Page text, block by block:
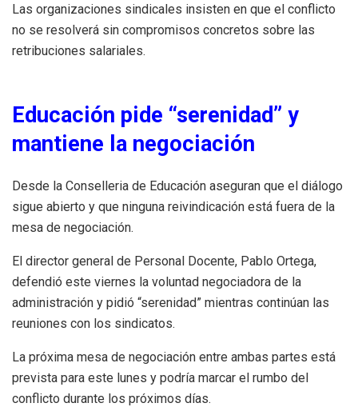
Las organizaciones sindicales insisten en que el conflicto
no se resolverá sin compromisos concretos sobre las
retribuciones salariales.
Educación pide “serenidad” y
mantiene la negociación
Desde la Conselleria de Educación aseguran que el diálogo
sigue abierto y que ninguna reivindicación está fuera de la
mesa de negociación.
El director general de Personal Docente, Pablo Ortega,
defendió este viernes la voluntad negociadora de la
administración y pidió “serenidad” mientras continúan las
reuniones con los sindicatos.
La próxima mesa de negociación entre ambas partes está
prevista para este lunes y podría marcar el rumbo del
conflicto durante los próximos días.